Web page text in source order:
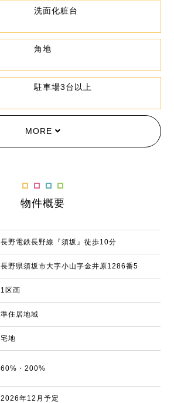
洗面化粧台
角地
駐車場3台以上
MORE
物件概要
長野電鉄長野線『須坂』徒歩10分
長野県須坂市大字小山字金井原1286番5
1区画
準住居地域
宅地
60%・200%
2026年12月予定